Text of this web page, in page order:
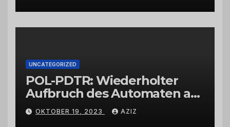
UNCATEGORIZED
POL-PDTR: Wiederholter
Aufbruch des Automaten am
Wohnmobilstellplatz in
Hermeskeil am Labachweg
OKTOBER 19, 2023 AZIZ